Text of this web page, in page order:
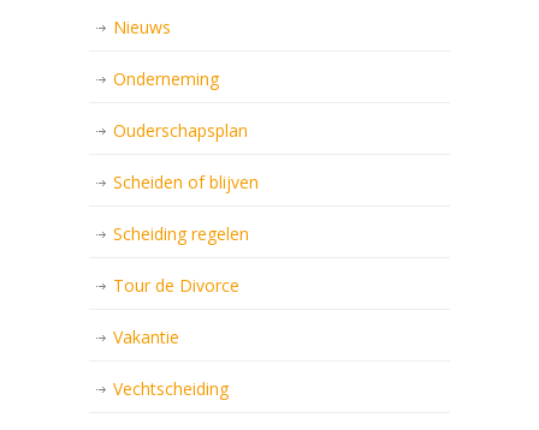
Nieuws
Onderneming
Ouderschapsplan
Scheiden of blijven
Scheiding regelen
Tour de Divorce
Vakantie
Vechtscheiding